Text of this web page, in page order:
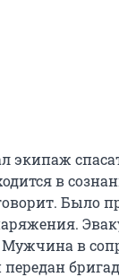
экипаж
в
Было
Мужчина в